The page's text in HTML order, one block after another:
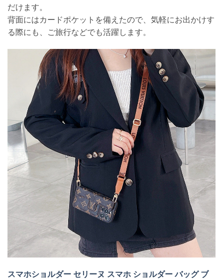
だけます。
背面にはカードポケットを備えたので、気軽にお出かけす
る際にも、ご旅行などでも活躍します。
スマホショルダー セリーヌ スマホ ショルダー バッグ ブ